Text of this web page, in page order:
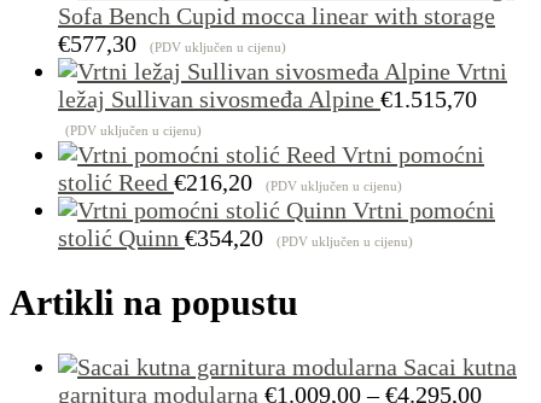
Sofa Bench Cupid mocca linear with storage
€577,30 (PDV uključen u cijenu)
Vrtni
ležaj Sullivan sivosmeđa Alpine €1.515,70
(PDV uključen u cijenu)
Vrtni pomoćni
stolić Reed €216,20 (PDV uključen u cijenu)
Vrtni pomoćni
stolić Quinn €354,20 (PDV uključen u cijenu)
Artikli na popustu
Sacai kutna
garnitura modularna €1.009,00 – €4.295,00